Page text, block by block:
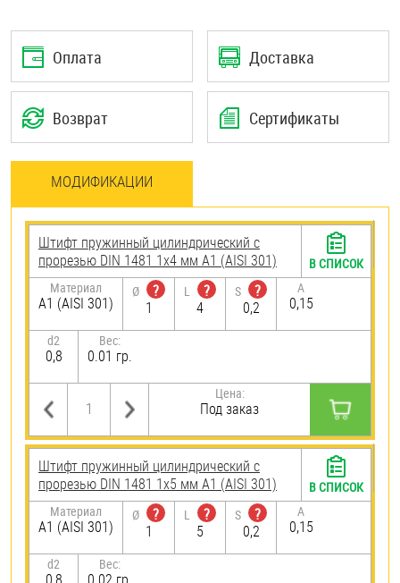
Оплата Доставка
Возврат Сертификаты
МОДИФИКАЦИИ
Штифт пружинный цилиндрический с
прорезью DIN 1481 1х4 мм А1 (AISI 301)
Материал
А1 (AISI 301)
Ø
?
1
L
?
4
S
?
0,2
A
0,15
d2
0,8
Вес:
0.01 гр.
Цена:
Под заказ
В СПИСОК
Штифт пружинный цилиндрический с
прорезью DIN 1481 1х5 мм А1 (AISI 301)
Материал
А1 (AISI 301)
Ø
?
1
L
?
5
S
?
0,2
A
0,15
d2 Вес:
В СПИСОК